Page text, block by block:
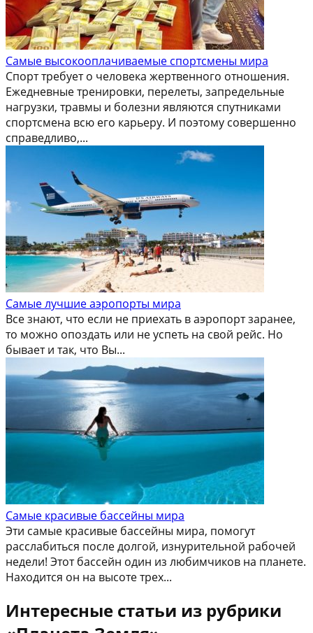
Самые высокооплачиваемые спортсмены мира
Спорт требует о человека жертвенного отношения.
Ежедневные тренировки, перелеты, запредельные
нагрузки, травмы и болезни являются спутниками
спортсмена всю его карьеру. И поэтому совершенно
справедливо,...
Самые лучшие аэропорты мира
Все знают, что если не приехать в аэропорт заранее,
то можно опоздать или не успеть на свой рейс. Но
бывает и так, что Вы...
Самые красивые бассейны мира
Эти самые красивые бассейны мира, помогут
расслабиться после долгой, изнурительной рабочей
недели! Этот бассейн один из любимчиков на планете.
Находится он на высоте трех...
Интересные статьи из рубрики